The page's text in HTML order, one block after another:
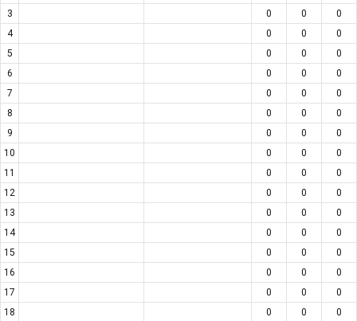
3
0 0
0
4
0 0
0
5
0 0
0
6
0 0
0
7
0 0
0
8
0 0
0
9
0 0
0
10
0 0
0
11
0 0
0
12
0 0
0
13
0 0
0
14
0 0
0
15
0 0
0
16
0 0
0
17
0 0
0
18
0 0
0